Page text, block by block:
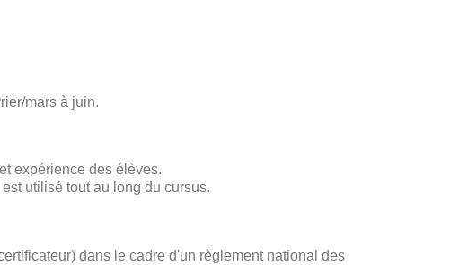
mars à juin.
expérience des élèves.
utilisé tout au long du cursus.
dans le cadre d'un règlement national des